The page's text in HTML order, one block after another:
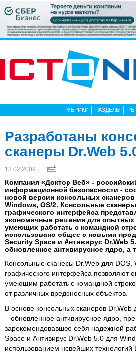
РУБРИКИ РАЗДЕЛЫ
Разработаны
сканеры Dr.Web
13.02.2009 |
Компания «Доктор Веб» -
информационной безопасности -
новой версии консольных сканеров
Windows, OS/2. Консольные сканеры
графического интерфейса
экономичные решения для опытных
умеющих работать с командной
использовано общее с новыми
Security Space и Антивирус Dr.Web
обновленное антивирусное ядро, а
Консольные сканеры Dr.Web для DOS,
графического интерфейса позволяют
умеющим работать с командной
от различных вредоносных объектов.
В основе консольных сканеров Dr.Web
– обновленное антивирусное ядро,
зарекомендовавшее себя надежной
Space и Антивирус Dr.Web 5.0 для
использованием новейших технологий